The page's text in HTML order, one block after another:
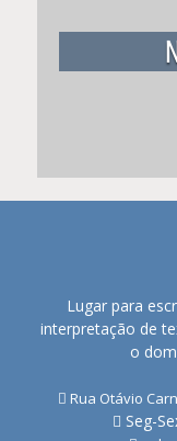
Lugar para
interpretação de
o
Rua Otávio
Seg-